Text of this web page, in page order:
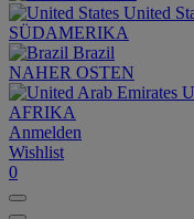
United
SÜDAMERIKA
Brazil
NAHER OSTEN
AFRIKA
Anmelden
Wishlist
0